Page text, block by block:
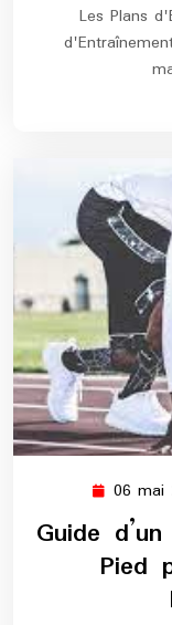
Les Plans
06 mai
Guide
Pied